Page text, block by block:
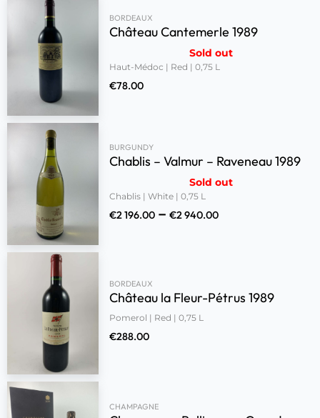
BORDEAUX
Château Cantemerle 1989
Sold out
Haut-Médoc | Red | 0,75 L
€78.00
BURGUNDY
Chablis – Valmur – Raveneau 1989
Sold out
Chablis | White | 0,75 L
€2 196.00 – €2 940.00
BORDEAUX
Château la Fleur-Pétrus 1989
Pomerol | Red | 0,75 L
€288.00
CHAMPAGNE